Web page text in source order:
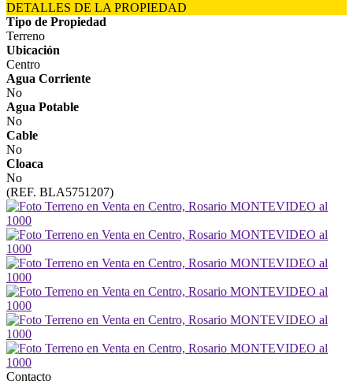
DETALLES DE LA PROPIEDAD
Tipo de Propiedad
Terreno
Ubicación
Centro
Agua Corriente
No
Agua Potable
No
Cable
No
Cloaca
No
(REF. BLA5751207)
Contacto